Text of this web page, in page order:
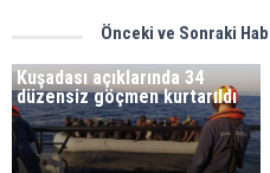
Önceki ve Sonraki
Kuşadası açıklarında 34
düzensiz göçmen kurtarıldı​​​​​